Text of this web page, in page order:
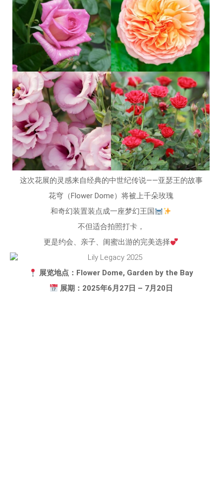
这次花展的灵感来自经典的中世纪传说——亚瑟王的故事
花穹（Flower Dome）将被上千朵玫瑰
和奇幻装置装点成一座梦幻王国
不但适合拍照打卡，
更是约会、亲子、闺蜜出游的完美选择
展览地点：Flower Dome, Garden by the Bay
展期：2025年6月27日 – 7月20日